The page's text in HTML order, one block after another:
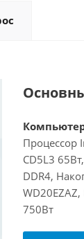
Компьютер
Процессор
CD5L3
DDR4,
750Вт